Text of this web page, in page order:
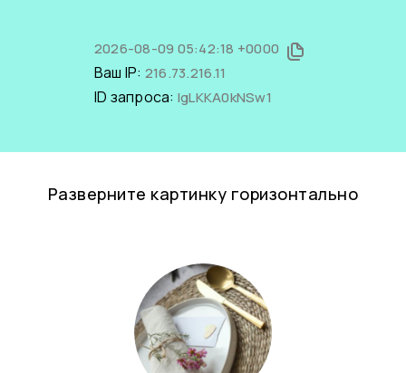
2026-08-09 05:42:18 +0000
Ваш IP: 216.73.216.11
ID запроса: IgLKKA0kNSw1
Разверните картинку горизонтально